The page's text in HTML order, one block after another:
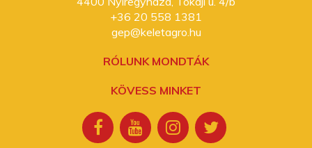
+36 20 558 1381
gep@keletagro.hu
RÓLUNK MONDTÁK
KÖVESS MINKET